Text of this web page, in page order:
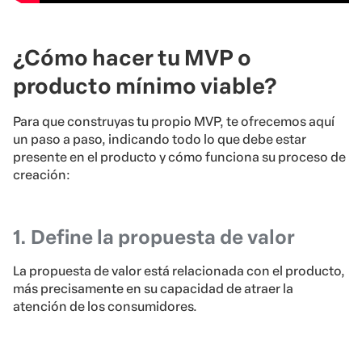
¿Cómo hacer tu MVP o
producto mínimo viable?
Para que construyas tu propio MVP, te ofrecemos aquí
un paso a paso, indicando todo lo que debe estar
presente en el producto y cómo funciona su proceso de
creación:
1. Define la propuesta de valor
La propuesta de valor está relacionada con el producto,
más precisamente en su capacidad de atraer la
atención de los consumidores.